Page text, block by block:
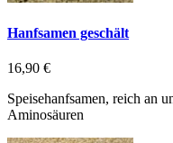
Hanfsamen geschält
16,90 €
Speisehanfsamen, reich an
Aminosäuren